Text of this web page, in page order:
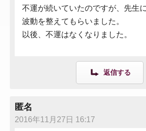
不運が続いていたのですが、先生
波動を整えてもらいました。
以後、不運はなくなりました。
返信する
匿名
2016年11月27日 16:17